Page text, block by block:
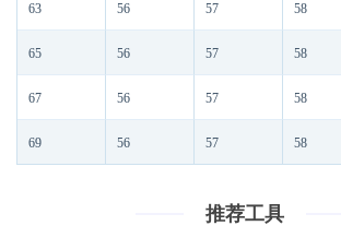
63 56 57 58
65 56 57 58
67 56 57 58
69 56 57 58
推荐工具